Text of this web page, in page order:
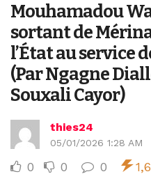
Mouhamadou
sortant de
l’État au service
(Par Ngagne
Souxali Cayor)
thies24
05/01/2026 1:28 AM
0 0 0